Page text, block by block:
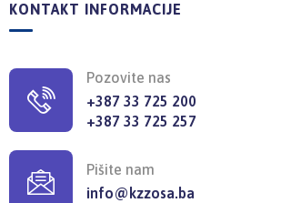
KONTAKT INFORMACIJE
Pozovite nas
+387 33 725 200
+387 33 725 257
Pišite nam
info@kzzosa.ba